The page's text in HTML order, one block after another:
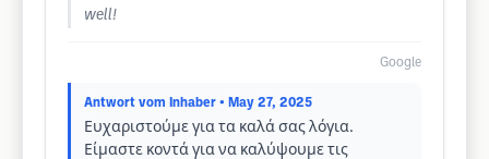
well!
Google
Antwort vom Inhaber • May 27, 2025
Ευχαριστούμε για τα καλά σας λόγια.
Είμαστε κοντά για να καλύψουμε τις